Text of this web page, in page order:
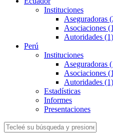
Instituciones
Aseguradoras
Asociaciones
Autoridades (1)
Perú
Instituciones
Aseguradoras
Asociaciones
Autoridades (1)
Estadísticas
Informes
Presentaciones